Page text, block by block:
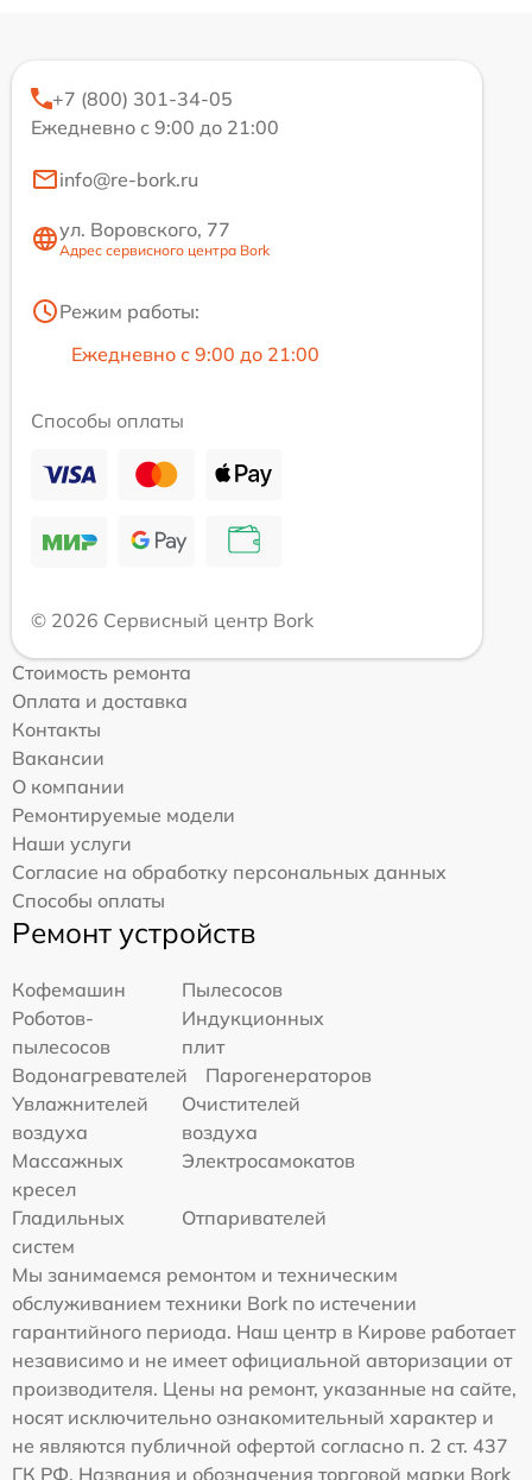
+7 (800) 301-34-05
Ежедневно с 9:00 до 21:00
info@re-bork.ru
ул. Воровского, 77
Адрес сервисного центра Bork
Режим работы:
Ежедневно с 9:00 до 21:00
Способы оплаты
© 2026 Сервисный центр Bork
Стоимость ремонта
Оплата и доставка
Контакты
Вакансии
О компании
Ремонтируемые модели
Наши услуги
Согласие на обработку персональных данных
Способы оплаты
Ремонт устройств
Кофемашин
Пылесосов
Роботов-
пылесосов
Индукционных
плит
Водонагревателей
Парогенераторов
Увлажнителей
воздуха
Очистителей
воздуха
Массажных
кресел
Электросамокатов
Гладильных
систем
Отпаривателей
Мы занимаемся ремонтом и техническим
обслуживанием техники Bork по истечении
гарантийного периода. Наш центр в Кирове работает
независимо и не имеет официальной авторизации от
производителя. Цены на ремонт, указанные на сайте,
носят исключительно ознакомительный характер и
не являются публичной офертой согласно п. 2 ст. 437
ГК РФ. Названия и обозначения торговой марки Bork